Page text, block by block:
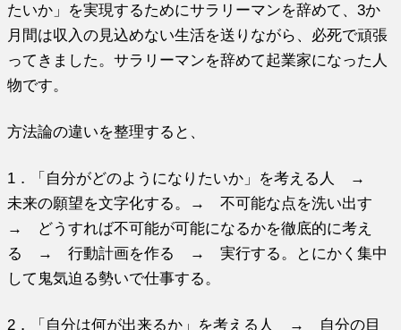
たいか」 を実現するためにサラリーマンを辞めて、3か
月間は収入の見込めない生活を送りながら、 必死で頑張
ってきました。サラリーマンを辞めて起業家になった人
物です。
方法論の違いを整理すると、
1．「自分がどのようになりたいか」を考える人 →
未来の願望を文字化する。→ 不可能な点を洗い出す
→ どうすれば不可能が可能になるかを徹底的に考え
る → 行動計画を作る → 実行する。とにかく集中
して鬼気迫る勢いで仕事する。
2．「自分は何が出来るか」を考える人 → 自分の目